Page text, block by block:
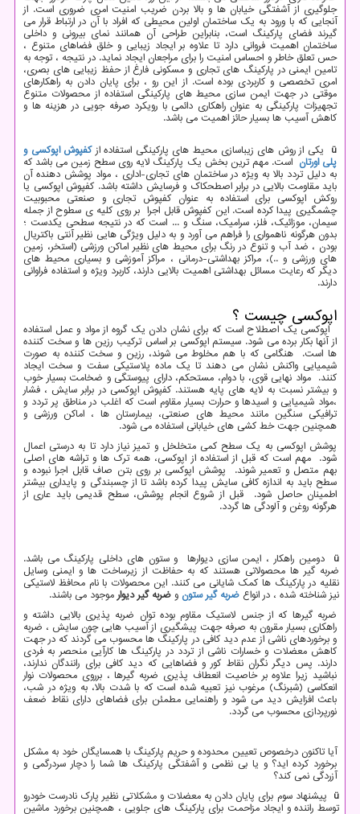
جلوگیری از آشفتگی خیابان ها و بالا بردن ضریب امنیت امری ضروری است. از
آنجایی که با ورود به یک ساختمان اولین محیطی که افراد با آن در ارتباط قرار می
گیرند فضای پارکینگ است، بنابراین طراحی آن همانند نمای بیرونی و داخلی
ساختمان اهمیت فروانی دارد تا علاوه بر ایجاد زیبایی و خلق فضاهای متنوع ،
حس تعلق خاطر و احساس امنیت را برای مراجعان ایجاد نماید. در نتیجه ، توجه به
تامین ایمنی در پارکینگ های تجاری و مسکونی فارغ از حفظ زیبایی های بصری،
امری تخصصی و کاربردی بوده است. از این رو ، برای پایان دادن به راهکارهای
موقتی در جهت ایمن سازی محیط های پارکینگی استفاده از محصولات متنوع
تجهیزات پارکینگی به عنوان راهکاری دائمی با رویکرد صرفه جویی در هزینه ها و
کاهش آسیب ها بسیار حائز اهمیت می باشد.
ü یکی از روش های زیباسازی محیط های پارکینگی استفاده ازکفپوش اپوکسی و
پلی اورتان است. مهم ترین بخش یک پارکینگ لایه روی سطح زمین می باشد که
به دلیل تردد بالا به ویژه در ساختمان های تجاری-اداری ، مواد پوشش دهنده آن
باید مقاومت بالایی در برابر اصطحکاک و فرسایش داشته باشد. کفپوش اپوکسی یا
روکش اپوکسی برای استفاده به عنوان کفپوش تجاری و صنعتی محبوبیت
چشمگیری پیدا کرده است. این کفپوش قابل اجرا بر روی کلیه ی سطوح از جمله
سیمان، موزائیک، فلز، سرامیک، سنگ و ... است که در نتیجه سطحی یکدست ؛
بدون هرگونه ناهمواری را فراهم می آورد و به دلیل ویژگی هایی نظیر آنتی باکتریال
بودن ، ضد آب و تنوع در رنگ برای محیط های نظیر اماکن ورزشی (استخر، زمین
های ورزشی و ..)، مراکز بهداشتی-درمانی ، مراکز آموزشی و بسیاری محیط های
دیگر که رعایت مسائل بهداشتی اهمیت بالایی دارند، کاربرد ویژه و استفاده فراوانی
دارند.
اپوکسی چیست ؟
اپوکسی یک اصطلاح است که برای نشان دادن یک گروه از مواد و عمل استفاده
از آنها بکار برده می شود. سیستم اپوکسی بر اساس ترکیب رزین ها و سخت کننده
ها است. هنگامی که با هم مخلوط می شوند، رزین و سخت کننده به صورت
شیمیایی واکنش نشان می دهند تا یک ماده پلاستیکی سفت و سخت ایجاد
کنند. مواد نهایی قوی، با دوام، مستحکم، دارای پیوستگی و ضخامت بسیار خوب
و بیشتر نسبت به لایه های پایه هستند. کفپوش اپوکسی در برابر سایش ، فشار
،مواد شیمیایی و اسیدها و حرارت بسیار مقاوم است که اغلب در مناطق پر تردد و
ترافیکی سنگین مانند محیط های صنعتی، بیمارستان ها ، اماکن ورزشی و
همچنین جهت خط کشی های خیابانی استفاده می شود.
پوشش اپوکسی به یک سطح کمی متخلخل و تمیز نیاز دارد تا به درستی اعمال
شود. مهم است که قبل از استفاده از اپوکسی، همه ترک ها و تراشه های اصلی
بهم متصل و تعمیر شوند. پوشش اپوکسی بر روی بتن صاف قابل اجرا نبوده و
سطح باید به اندازه کافی سایش پیدا کرده باشد تا از چسبندگی و پایداری بیشتر
اطمینان حاصل شود. قبل از شروع انجام پوشش، سطح قدیمی باید عاری از
هرگونه روغن و آلودگی ها گردد.
ü دومین راهکار ، ایمن سازی دیوارها و ستون های داخلی پارکینگ می باشد.
ضربه گیر ها محصولاتی هستند که به حفاظت از زیرساخت ها و ایمنی وسایل
نقلیه در پارکینگ ها کمک شایانی می کنند. این محصولات با نام محافظ لاستیکی
نیز شناخته شده ، در انواع ضربه گیر ستون وضربه گیر دیوارموجود می باشند.
ضربه گیرها که از جنس لاستیک مقاوم بوده توان ضربه پذیری بالایی داشته و
راهکاری بسیار مقرون به صرفه جهت پیشگیری از آسیب هایی چون سایش ، ضربه
و برخوردهای ناشی از عدم دید کافی در پارکینگ ها محسوب می گردند که در جهت
کاهش معضلات و خسارات ناشی از تردد در پارکینگ ها کارآیی منحصر به فردی
دارند. پس دیگر نگران نقاط کور و فضاهایی که دید کافی برای رانندگان ندارند،
نباشید زیرا علاوه بر خاصیت انعطاف پذیری ضربه گیرها ، برروی محصولات نوار
انعکاسی (شبرنگ) مرغوب نیز تعبیه شده است که با شدت بالا، به ویژه در شب،
باعث افزایش دید می شود و راهنمایی مطمئن برای فضاهای دارای نقاط ضعف
نورپردازی محسوب می گردد.
آیا تاکنون درخصوص تعیین محدوده و حریم پارکینگ با همسایگان خود به مشکل
برخورد کرده اید؟ و یا بی نظمی و آشفتگی پارکینگ ها شما را دچار سردرگمی و
آزردگی نمی کند؟
ü پیشنهاد سوم برای پایان دادن به معضلات و مشکلاتی نظیر پارک نادرست خودرو
توسط راننده و ایجاد مزاحمت برای پارکینگ های جلویی ، همچنین برخورد ماشین